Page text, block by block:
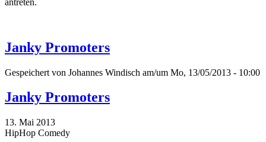
Janky Promoters
Gespeichert von Johannes Windisch am/um Mo, 13/05/2013 - 10:00
Janky Promoters
13. Mai 2013
HipHop Comedy